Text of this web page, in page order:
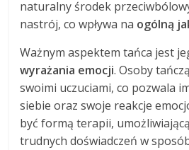
naturalny środek
nastrój, co wpływa na ogólną
Ważnym aspektem tańca jest
wyrażania emocji. Osoby
swoimi uczuciami, co pozwala
siebie oraz swoje reakcje
być formą terapii,
trudnych doświadczeń w